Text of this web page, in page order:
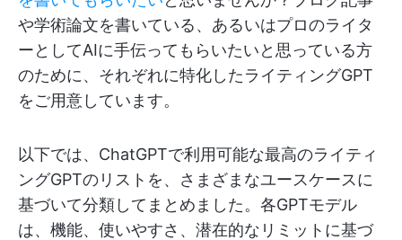
や学術論文を書いている、あるいはプロのライタ
ーとしてAIに手伝ってもらいたいと思っている方
のために、それぞれに特化したライティングGPT
をご用意しています。
以下では、ChatGPTで利用可能な最高のライティ
ングGPTのリストを、さまざまなユースケースに
基づいて分類してまとめました。各GPTモデル
は、機能、使いやすさ、潜在的なリミットに基づ